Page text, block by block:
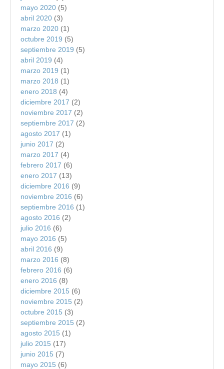
mayo 2020 (5)
abril 2020 (3)
marzo 2020 (1)
octubre 2019 (5)
septiembre 2019 (5)
abril 2019 (4)
marzo 2019 (1)
marzo 2018 (1)
enero 2018 (4)
diciembre 2017 (2)
noviembre 2017 (2)
septiembre 2017 (2)
agosto 2017 (1)
junio 2017 (2)
marzo 2017 (4)
febrero 2017 (6)
enero 2017 (13)
diciembre 2016 (9)
noviembre 2016 (6)
septiembre 2016 (1)
agosto 2016 (2)
julio 2016 (6)
mayo 2016 (5)
abril 2016 (9)
marzo 2016 (8)
febrero 2016 (6)
enero 2016 (8)
diciembre 2015 (6)
noviembre 2015 (2)
octubre 2015 (3)
septiembre 2015 (2)
agosto 2015 (1)
julio 2015 (17)
junio 2015 (7)
mayo 2015 (6)